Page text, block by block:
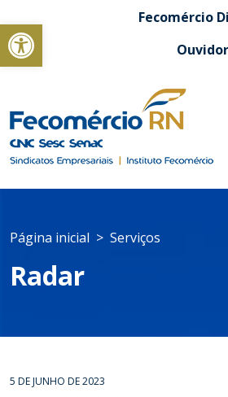
Abrir a barra de ferramentasFecomércio
Página inicial Serviços
Radar
5 DE JUNHO DE 2023